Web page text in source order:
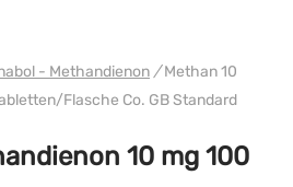
- Methandienon /Methan 10
Flasche Co. GB Standard
10 mg 100